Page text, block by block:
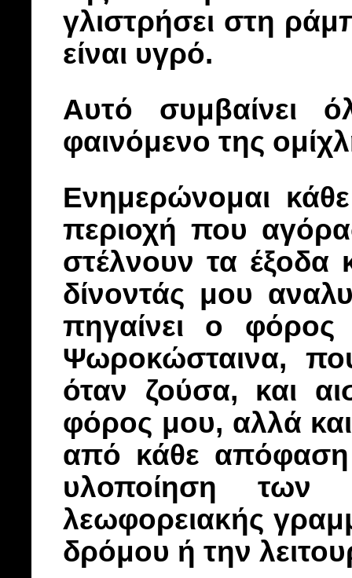
γλιστρήσει στη
είναι υγρό.
Αυτό συμβαίνει
φαινόμενο της
Ενημερώνομαι
περιοχή που
στέλνουν τα
δίνοντάς μου
πηγαίνει ο
Ψωροκώσταινα,
όταν ζούσα, και
φόρος μου, αλλά
από κάθε απόφαση
υλοποίηση των
λεωφορειακής
δρόμου ή την